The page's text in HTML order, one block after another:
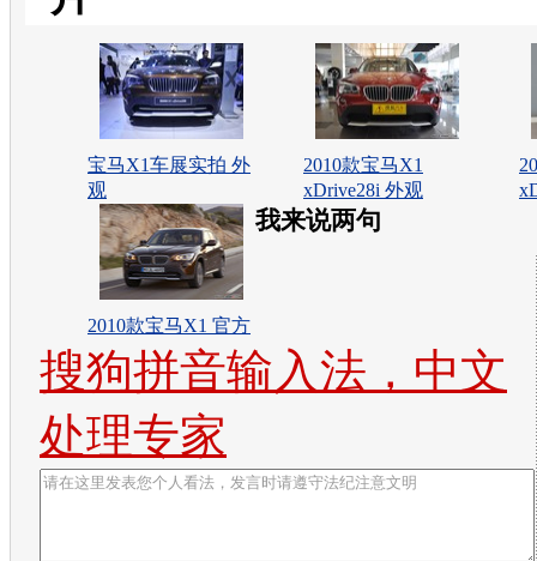
宝马X1车展实拍 外
观
2010款宝马X1
xDrive28i 外观
2010款宝马X1 官方
我来说两句
搜狗拼音输入法，中文
处理专家